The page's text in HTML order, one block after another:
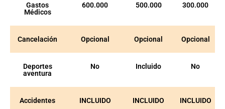
Gastos
Médicos
600.000 500.000 300.000
Cancelación Opcional Opcional Opcional
Deportes
aventura
No Incluido No
Accidentes INCLUIDO INCLUIDO INCLUIDO